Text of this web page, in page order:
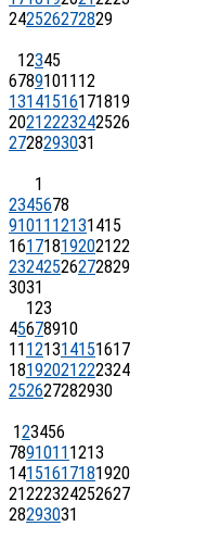
242526272829
12345
67891011 12
13141516171819
20212223242526
2728293031
1
2345678
91011 12131415
16171819202122
23242526272829
3031
123
45678910
11 121314151617
18192021222324
252627282930
123456
7891011 1213
14151617181920
21222324252627
28293031